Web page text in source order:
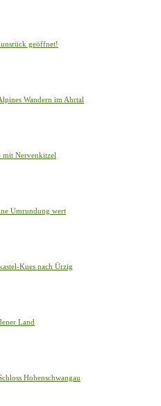
geöffnet!
Wandern im Ahrtal
mit Nervenkitzel
Umrundung wert
Kues nach Ürzig
Land
Hohenschwangau